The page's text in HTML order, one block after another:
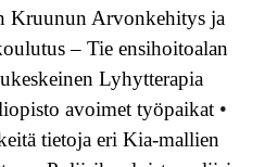
Kruunun Arvonkehitys ja
– Tie ensihoitoalan
Lyhytterapia
avoimet työpaikat •
tietoja eri Kia-mallien